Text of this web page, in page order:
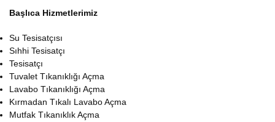
Başlıca Hizmetlerimiz
Su Tesisatçısı
Sıhhi Tesisatçı
Tesisatçı
Tuvalet Tıkanıklığı Açma
Lavabo Tıkanıklığı Açma
Kırmadan Tıkalı Lavabo Açma
Mutfak Tıkanıklık Açma